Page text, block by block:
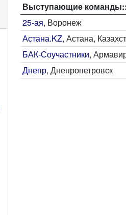
Выступающие команды::
25-ая, Воронеж
Астана.KZ, Астана,
БАК-Соучастники,
Днепр, Днепропетровск